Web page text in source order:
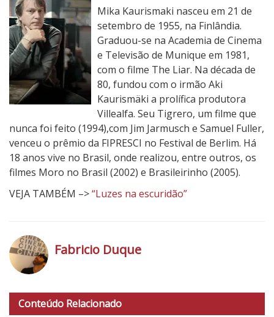
Mika Kaurismaki nasceu em 21 de
setembro de 1955, na Finlândia.
Graduou-se na Academia de Cinema
e Televisão de Munique em 1981,
com o filme The Liar. Na década de
80, fundou com o irmão Aki
Kaurismäki a prolífica produtora
Villealfa. Seu Tigrero, um filme que
nunca foi feito (1994),com Jim Jarmusch e Samuel Fuller,
venceu o prêmio da FIPRESCI no Festival de Berlim. Há
18 anos vive no Brasil, onde realizou, entre outros, os
filmes Moro no Brasil (2002) e Brasileirinho (2005).
VEJA TAMBÉM –>“Luzes na escuridão”
t
Fabricio Duque
Conteúdo Relacionado